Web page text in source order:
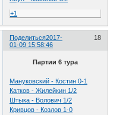
+1
Поделиться 18
2017-
01-09 15:58:46
Партии 6 тура
Мануковский - Костин 0-1
Катков - Жилейкин 1/2
Штыка - Волович 1/2
Кривцов - Козлов 1-0